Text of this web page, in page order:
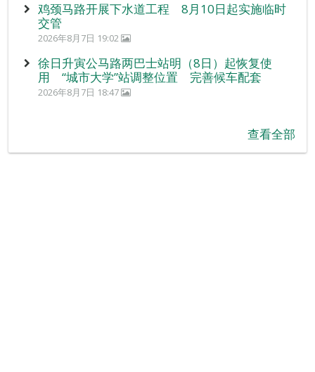
鸡颈马路开展下水道工程 8月10日起实施临时
交管
2026年8月7日 19:02
徐日升寅公马路两巴士站明（8日）起恢复使
用 “城市大学”站调整位置 完善候车配套
2026年8月7日 18:47
查看全部